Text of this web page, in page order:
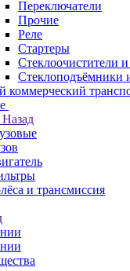
Переключатели
Прочие
Реле
Стартеры
Стеклоочистители и
Стеклоподъёмники
коммерческий
Назад
и трансмиссия